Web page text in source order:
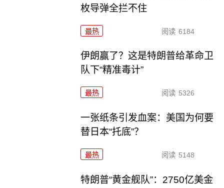
枚导弹全拦不住
最热 阅读 6184
伊朗赢了？这是特朗普给革命卫
队下“精准毒计”
最热 阅读 5326
一张纸条引发血案：美国为何要
替日本“托底”？
最热 阅读 5148
特朗普“黄金舰队”：2750亿美金